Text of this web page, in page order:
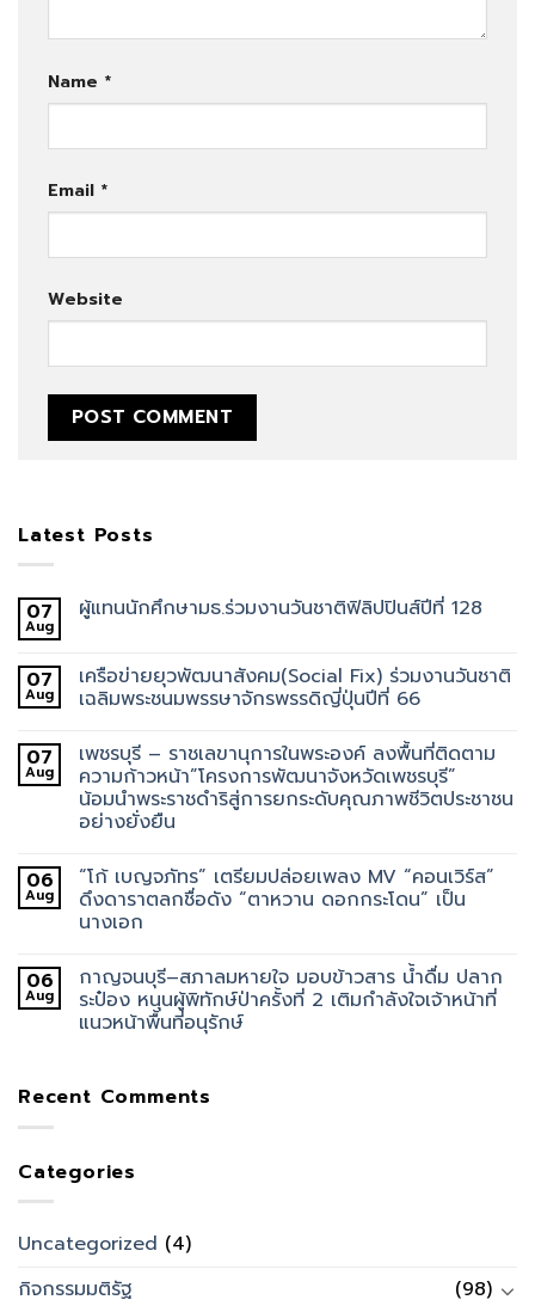
Name *
Email *
Website
Latest Posts
07
Aug
ผู้แทนนักศึกษามธ.ร่วมงานวันชาติฟิลิปปินส์ปีที่ 128
07
Aug
เครือข่ายยุวพัฒนาสังคม(Social Fix) ร่วมงานวันชาติ
เฉลิมพระชนมพรรษาจักรพรรดิญี่ปุ่นปีที่ 66
07
Aug
เพชรบุรี – ราชเลขานุการในพระองค์ ลงพื้นที่ติดตาม
ความก้าวหน้า”โครงการพัฒนาจังหวัดเพชรบุรี”
น้อมนำพระราชดำริสู่การยกระดับคุณภาพชีวิตประชาชน
อย่างยั่งยืน
06
Aug
“โก้ เบญจภัทร” เตรียมปล่อยเพลง MV “คอนเวิร์ส”
ดึงดาราตลกชื่อดัง “ตาหวาน ดอกกระโดน” เป็น
นางเอก
06
Aug
กาญจนบุรี–สภาลมหายใจ มอบข้าวสาร น้ำดื่ม ปลาก
ระป๋อง หนุนผู้พิทักษ์ป่าครั้งที่ 2 เติมกำลังใจเจ้าหน้าที่
แนวหน้าพื้นที่อนุรักษ์
Recent Comments
Categories
Uncategorized (4)
กิจกรรมมติรัฐ
(98)